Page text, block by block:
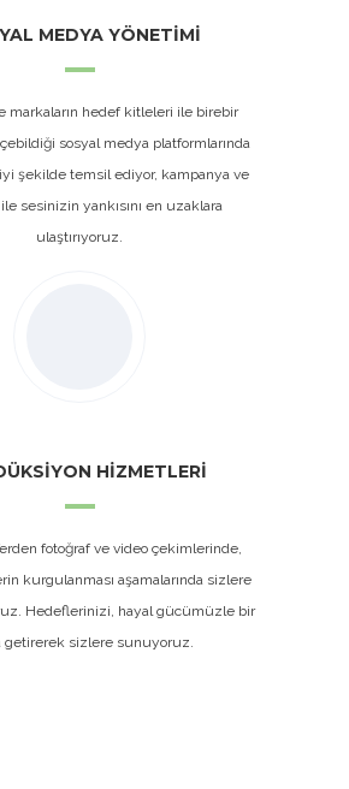
MEDYA YÖNETİMİ
markaların hedef kitleleri ile birebir
sosyal medya platformlarında
iyi şekilde temsil ediyor, kampanya ve
sesinizin yankısını en uzaklara
ulaştırıyoruz.
HİZMETLERİ
fotoğraf ve video çekimlerinde,
kurgulanması aşamalarında sizlere
Hedeflerinizi, hayal gücümüzle bir
getirerek sizlere sunuyoruz.